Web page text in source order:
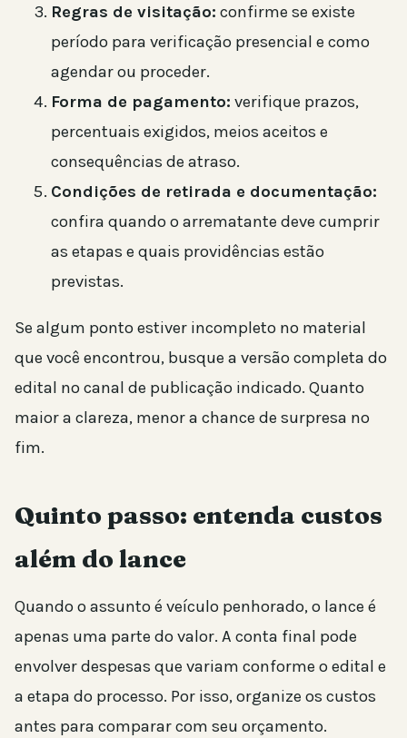
Regras de visitação: confirme se existe
período para verificação presencial e como
agendar ou proceder.
Forma de pagamento: verifique prazos,
percentuais exigidos, meios aceitos e
consequências de atraso.
Condições de retirada e documentação:
confira quando o arrematante deve cumprir
as etapas e quais providências estão
previstas.
Se algum ponto estiver incompleto no material
que você encontrou, busque a versão completa do
edital no canal de publicação indicado. Quanto
maior a clareza, menor a chance de surpresa no
fim.
Quinto passo: entenda custos
além do lance
Quando o assunto é veículo penhorado, o lance é
apenas uma parte do valor. A conta final pode
envolver despesas que variam conforme o edital e
a etapa do processo. Por isso, organize os custos
antes para comparar com seu orçamento.